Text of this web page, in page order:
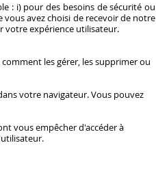
: i) pour des besoins de sécurité ou
avez choisi de recevoir de notre
votre expérience utilisateur.
les gérer, les supprimer ou
votre navigateur. Vous pouvez
vous empêcher d'accéder à